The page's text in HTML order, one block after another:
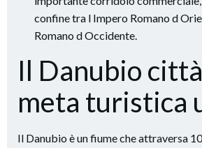
confine tra l Impero Romano d
Romano d Occidente.
Il Danubio
meta turistica
Il Danubio è un fiume che attraversa